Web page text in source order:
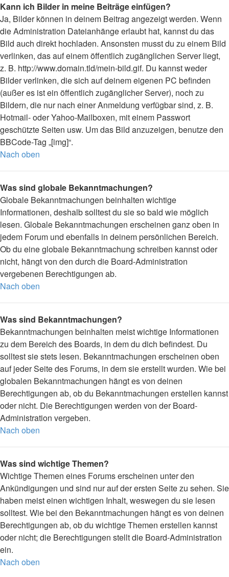
Kann ich Bilder in meine Beiträge einfügen?
Ja, Bilder können in deinem Beitrag angezeigt werden. Wenn
die Administration Dateianhänge erlaubt hat, kannst du das
Bild auch direkt hochladen. Ansonsten musst du zu einem Bild
verlinken, das auf einem öffentlich zugänglichen Server liegt,
z. B. http://www.domain.tld/mein-bild.gif. Du kannst weder
Bilder verlinken, die sich auf deinem eigenen PC befinden
(außer es ist ein öffentlich zugänglicher Server), noch zu
Bildern, die nur nach einer Anmeldung verfügbar sind, z. B.
Hotmail- oder Yahoo-Mailboxen, mit einem Passwort
geschützte Seiten usw. Um das Bild anzuzeigen, benutze den
BBCode-Tag „[img]“.
Nach oben
Was sind globale Bekanntmachungen?
Globale Bekanntmachungen beinhalten wichtige
Informationen, deshalb solltest du sie so bald wie möglich
lesen. Globale Bekanntmachungen erscheinen ganz oben in
jedem Forum und ebenfalls in deinem persönlichen Bereich.
Ob du eine globale Bekanntmachung schreiben kannst oder
nicht, hängt von den durch die Board-Administration
vergebenen Berechtigungen ab.
Nach oben
Was sind Bekanntmachungen?
Bekanntmachungen beinhalten meist wichtige Informationen
zu dem Bereich des Boards, in dem du dich befindest. Du
solltest sie stets lesen. Bekanntmachungen erscheinen oben
auf jeder Seite des Forums, in dem sie erstellt wurden. Wie bei
globalen Bekanntmachungen hängt es von deinen
Berechtigungen ab, ob du Bekanntmachungen erstellen kannst
oder nicht. Die Berechtigungen werden von der Board-
Administration vergeben.
Nach oben
Was sind wichtige Themen?
Wichtige Themen eines Forums erscheinen unter den
Ankündigungen und sind nur auf der ersten Seite zu sehen. Sie
haben meist einen wichtigen Inhalt, weswegen du sie lesen
solltest. Wie bei den Bekanntmachungen hängt es von deinen
Berechtigungen ab, ob du wichtige Themen erstellen kannst
oder nicht; die Berechtigungen stellt die Board-Administration
ein.
Nach oben